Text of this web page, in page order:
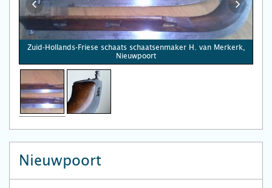
Zuid-Hollands-Friese schaats schaatsenmaker H. van Merkerk,
Nieuwpoort
Nieuwpoort